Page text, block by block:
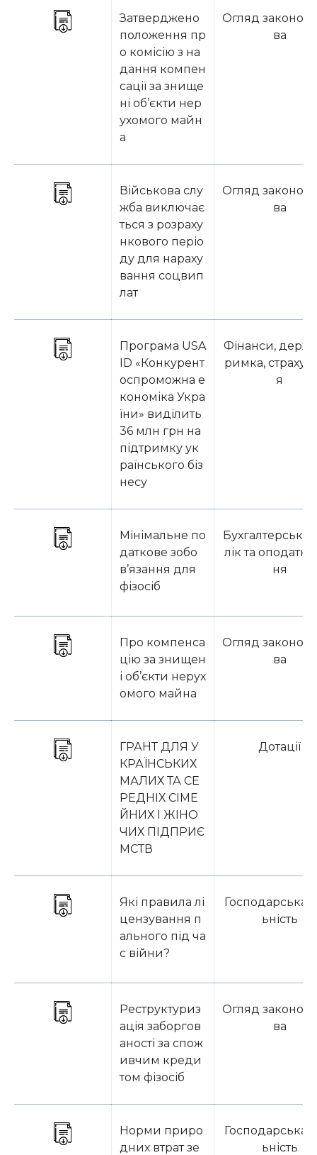
Затверджено
положення пр
о комісію з на
дання компен
сації за знище
ні об’єкти нер
ухомого майн
а
Огляд
ва
Військова слу
жба виключає
ться з розраху
нкового періо
ду для нараху
вання соцвип
лат
Огляд
ва
Програма USA
ID «Конкурент
оспроможна е
кономіка Укра
їни» виділить
36 млн грн на
підтримку ук
раїнського біз
несу
Фінанси,
римка,
я
Мінімальне по
даткове зобо
в’язання для
фізосіб
лік та
ня
Про компенса
цію за знищен
і об’єкти нерух
омого майна
Огляд
ва
ГРАНТ ДЛЯ У
КРАЇНСЬКИХ
МАЛИХ ТА СЕ
РЕДНІХ СІМЕ
ЙНИХ І ЖІНО
ЧИХ ПІДПРИЄ
МСТВ
Дотації
Які правила лі
цензування п
ального під ча
с війни?
Господарська
ьність
Реструктуриз
ація заборгов
аності за спож
ивчим креди
том фізосіб
Огляд
ва
Норми приро
дних втрат зе
Господарська
ьність